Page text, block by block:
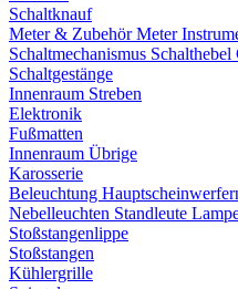
Schaltknauf
Meter & ZubehörMeter
Schaltmechanismus Schalthebel
Schaltgestänge
Innenraum Streben
Elektronik
Fußmatten
Innenraum Übrige
Karosserie
Beleuchtung
Nebelleuchten Standleute
Stoßstangenlippe
Stoßstangen
Kühlergrille